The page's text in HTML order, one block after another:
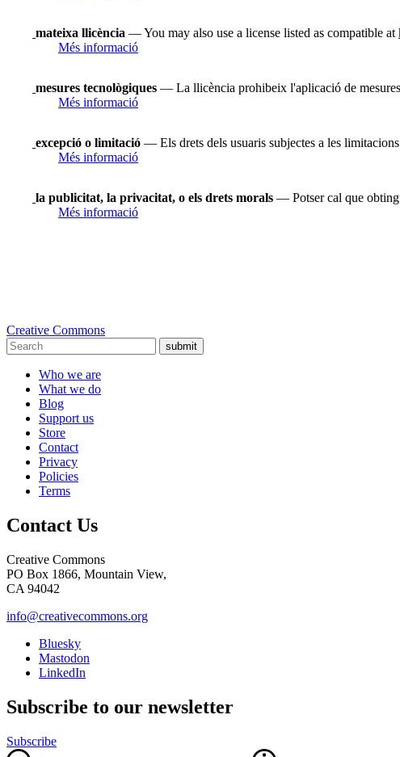
mateixa llicència — You may also use a license listed as compatible at
Més informació
mesures tecnològiques — La llicència prohibeix l'aplicació de
Més informació
excepció o limitació — Els drets dels usuaris subjectes a les
Més informació
la publicitat, la privacitat, o els drets morals — Potser cal que
Més informació
Creative Commons
submit
Who we are
What we do
Blog
Support us
Store
Contact
Privacy
Policies
Terms
Contact Us
Creative Commons
PO Box 1866, Mountain View,
CA 94042
info@creativecommons.org
Bluesky
Mastodon
LinkedIn
Subscribe to our newsletter
Subscribe